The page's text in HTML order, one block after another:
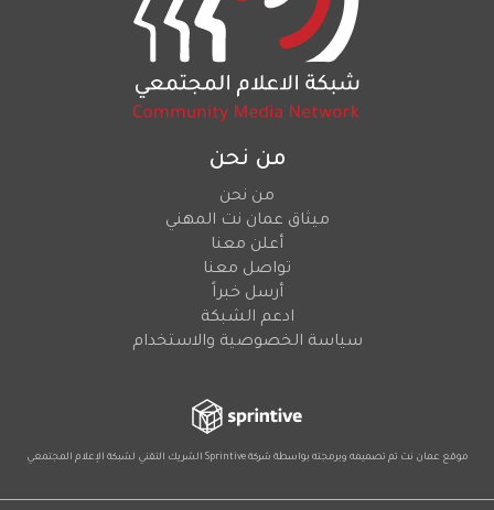
من نحن
من نحن
ميثاق عمان نت المهني
أعلن معنا
تواصل معنا
أرسل خبراً
ادعم الشبكة
سياسة الخصوصية والاستخدام
موقع عمان نت تم تصميمه وبرمجته بواسطة شركةSprintive الشريك التقني لشبكة الإعلام المجتمعي